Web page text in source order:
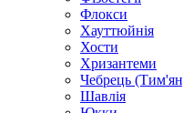
Флокси
Хауттюйнія
Хости
Хризантеми
Чебрець
Шавлія